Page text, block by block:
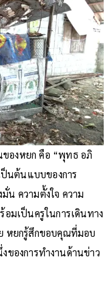
ของหยก คือ “พุทธ อภิ
นต้นแบบของการ
น ความตั้งใจ ความ
อมเป็นครูในการเดินทาง
หยกรู้สึกขอบคุณที่มอบ
ของการทำงานด้านข่าว